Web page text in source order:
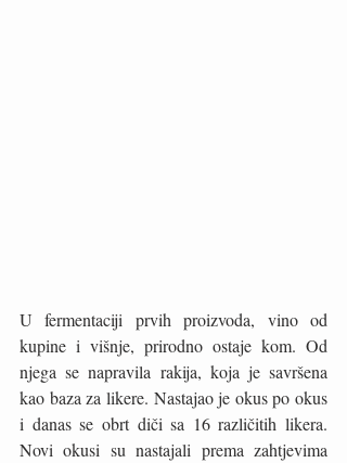
U fermentaciji prvih proizvoda, vino od
kupine i višnje, prirodno ostaje kom. Od
njega se napravila rakija, koja je savršena
kao baza za likere. Nastajao je okus po okus
i danas se obrt diči sa 16 različitih likera.
Novi okusi su nastajali prema zahtjevima